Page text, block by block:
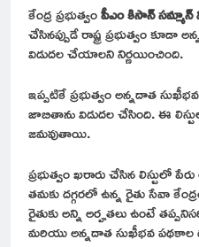
కేంద్ర ప్రభుత్వంపీఎం కిసాన్
చేసినప్పుడే రాష్ట్ర ప్రభుత్వం కూడా
విడుదల చేయాలని నిర్ణయించింది.
ఇప్పటికే ప్రభుత్వం అన్నదాత
జాబితాను విడుదల చేసింది. ఈ
జమవుతాయి.
ప్రభుత్వం ఖరారు చేసిన లిస్టులో
తమకు దగ్గరలో ఉన్న రైతు సేవా
రైతుకు అన్ని అర్హతలు ఉంటే
మరియు అన్నదాత సుఖీభవ పథకాల